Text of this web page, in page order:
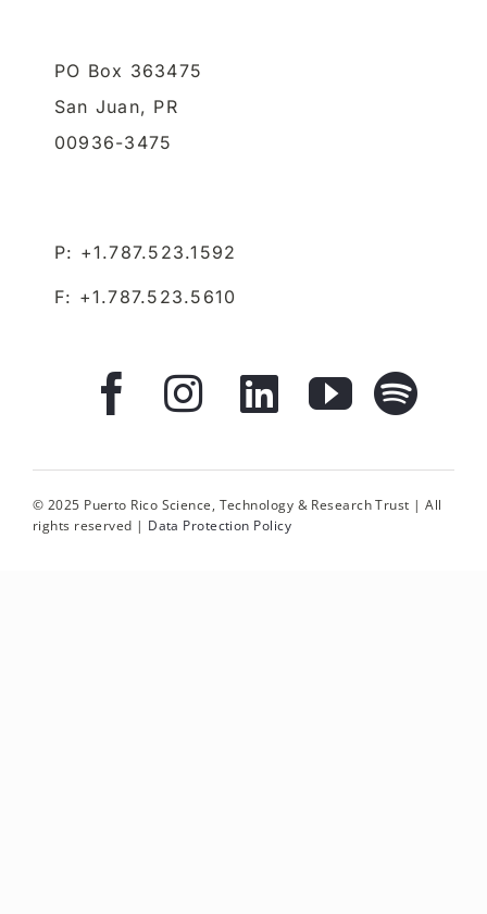
PO Box 363475
San Juan, PR
00936-3475
P: +1.787.523.1592
F: +1.787.523.5610
© 2025 Puerto Rico Science, Technology & Research Trust | All
rights reserved | Data Protection Policy